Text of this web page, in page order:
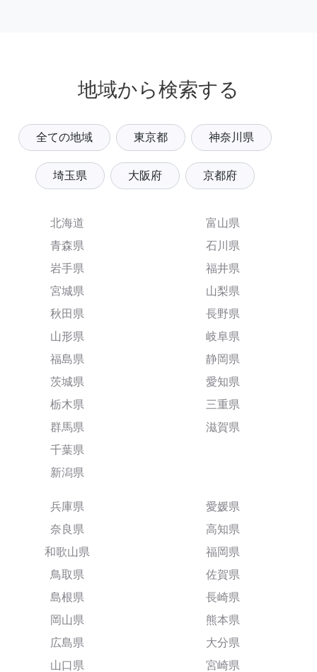
地域から検索する
全ての地域 東京都 神奈川県
埼玉県 大阪府 京都府
北海道
青森県
岩手県
宮城県
秋田県
山形県
福島県
茨城県
栃木県
群馬県
千葉県
新潟県
富山県
石川県
福井県
山梨県
長野県
岐阜県
静岡県
愛知県
三重県
滋賀県
兵庫県
奈良県
和歌山県
鳥取県
島根県
岡山県
広島県
山口県
愛媛県
高知県
福岡県
佐賀県
長崎県
熊本県
大分県
宮崎県